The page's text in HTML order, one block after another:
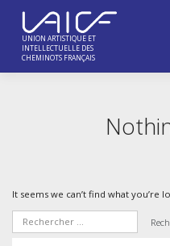
content
UNION ARTISTIQUE ET
INTELLECTUELLE DES
CHEMINOTS FRANÇAIS
It seems we can’t find what you’re